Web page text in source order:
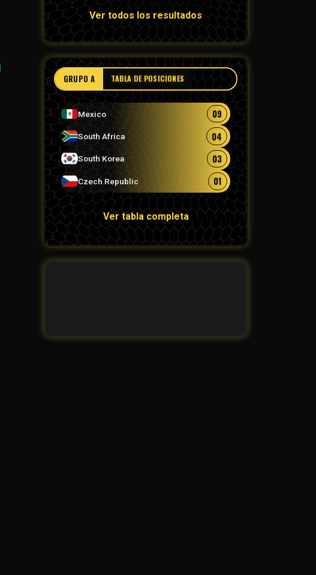
Ver todos los resultados
GRUPO A TABLA DE POSICIONES
Mexico 09
South Africa 04
South Korea 03
Czech Republic 01
Ver tabla completa